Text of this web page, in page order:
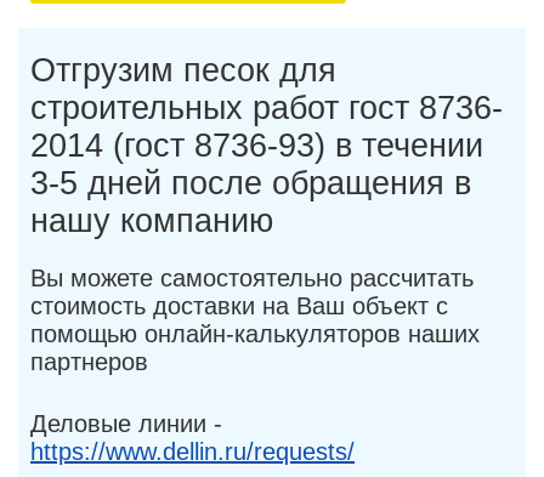
Отгрузим песок для
строительных работ гост 8736-
2014 (гост 8736-93) в течении
3-5 дней после обращения в
нашу компанию
Вы можете самостоятельно рассчитать
стоимость доставки на Ваш объект с
помощью онлайн-калькуляторов наших
партнеров
Деловые линии -
https://www.dellin.ru/requests/